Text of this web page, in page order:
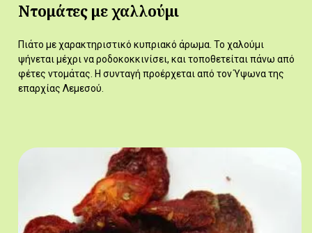
Ντομάτες με χαλλούμι
Πιάτο με χαρακτηριστικό κυπριακό άρωμα. Το χαλούμι
ψήνεται μέχρι να ροδοκοκκινίσει, και τοποθετείται πάνω από
φέτες ντομάτας. Η συνταγή προέρχεται από τον Ύψωνα της
επαρχίας Λεμεσού.